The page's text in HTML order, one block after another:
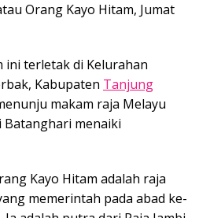
Orang Kayo Hitam, Jumat
ini terletak di Kelurahan
Kabupaten Tanjung
makam raja Melayu
Batanghari menaiki
Kayo Hitam adalah raja
memerintah pada abad ke-